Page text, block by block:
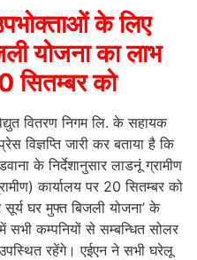
के लिए
योजना का लाभ
सितम्बर को
वितरण निगम लि. के सहायक
विज्ञप्ति जारी कर बताया है कि
के निर्देशानुसार लाडनूं ग्रामीण
कार्यालय पर 20 सितम्बर को
घर मुफ्त बिजली योजना’ के
सभी कम्पनियों से सम्बन्धित सोलर
रहेंगे। एईएन ने सभी घरेलू